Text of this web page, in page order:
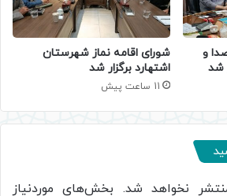
و
شد
شورای اقامه نماز شهرستان
اشتهارد برگزار شد
11 ساعت پیش
نخواهد شد. بخش‌های موردنیاز